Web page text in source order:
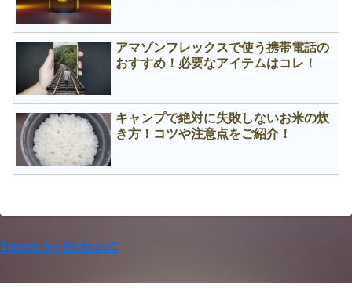
アマゾンフレックスで使う携帯電話の
おすすめ！必要なアイテムはコレ！
キャンプで絶対に失敗しないお米の炊
き方！コツや注意点をご紹介！
Tweets by BoitsuuC